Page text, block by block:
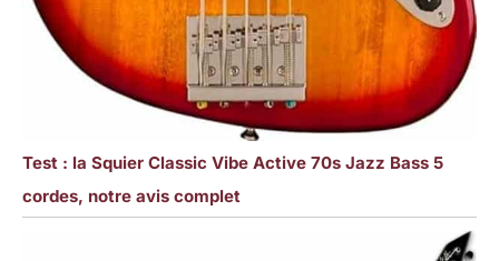
Test : la Squier Classic Vibe Active 70s Jazz Bass 5
cordes, notre avis complet